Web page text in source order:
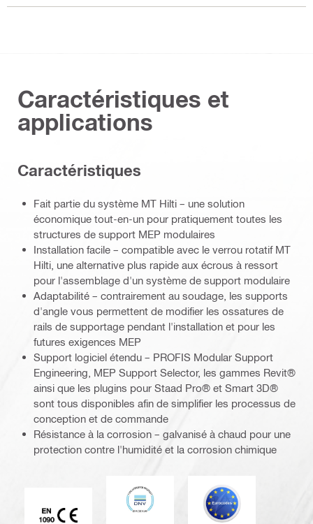
Caractéristiques et
applications
Caractéristiques
Fait partie du système MT Hilti – une solution
économique tout-en-un pour pratiquement toutes les
structures de support MEP modulaires
Installation facile – compatible avec le verrou rotatif MT
Hilti, une alternative plus rapide aux écrous à ressort
pour l'assemblage d'un système de support modulaire
Adaptabilité – contrairement au soudage, les supports
d'angle vous permettent de modifier les ossatures de
rails de supportage pendant l'installation et pour les
futures exigences MEP
Support logiciel étendu – PROFIS Modular Support
Engineering, MEP Support Selector, les gammes Revit®
ainsi que les plugins pour Staad Pro® et Smart 3D®
sont tous disponibles afin de simplifier les processus de
conception et de commande
Résistance à la corrosion – galvanisé à chaud pour une
protection contre l'humidité et la corrosion chimique
Marque CE EN 1090
DNV Eurocode